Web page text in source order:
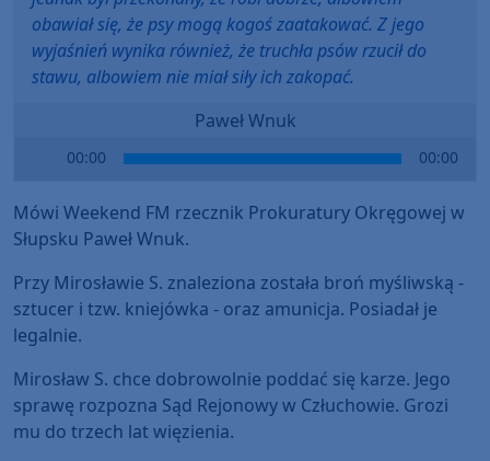
obawiał się, że psy mogą kogoś zaatakować. Z jego
wyjaśnień wynika również, że truchła psów rzucił do
stawu, albowiem nie miał siły ich zakopać.
Paweł Wnuk
00:00 00:00
Mówi Weekend FM rzecznik Prokuratury Okręgowej w
Słupsku Paweł Wnuk.
Przy Mirosławie S. znaleziona została broń myśliwską -
sztucer i tzw. kniejówka - oraz amunicja. Posiadał je
legalnie.
Mirosław S. chce dobrowolnie poddać się karze. Jego
sprawę rozpozna Sąd Rejonowy w Człuchowie. Grozi
mu do trzech lat więzienia.